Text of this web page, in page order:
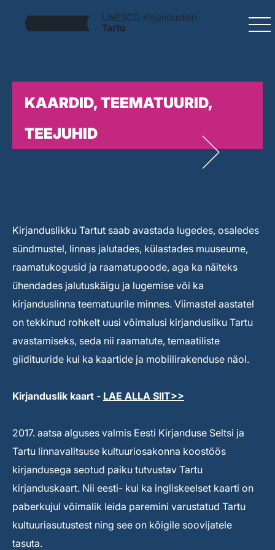
KAARDID, TEEMATUURID,
TEEJUHID
Kirjanduslikku Tartut saab avastada lugedes, osaledes
sündmustel, linnas jalutades, külastades muuseume,
raamatukogusid ja raamatupoode, aga ka näiteks
ühendades jalutuskäigu ja lugemise või ka
kirjanduslinna teematuurile minnes. Viimastel aastatel
on tekkinud rohkelt uusi võimalusi kirjandusliku Tartu
avastamiseks, seda nii raamatute, temaatiliste
giidituuride kui ka kaartide ja mobiilirakenduse näol.
Kirjanduslik kaart - LAE ALLA SIIT>>
2017. aatsa alguses valmis Eesti Kirjanduse Seltsi ja
Tartu linnavalitsuse kultuuriosakonna koostöös
kirjandusega seotud paiku tutvustav Tartu
kirjanduskaart. Nii eesti- kui ka ingliskeelset kaarti on
paberkujul võimalik leida paremini varustatud Tartu
kultuuriasutustest ning see on kõigile soovijatele
tasuta.